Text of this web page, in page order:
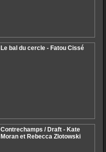
Le bal du cercle - Fatou Cissé
Contrechamps / Draft - Kate
Moran et Rebecca Zlotowski